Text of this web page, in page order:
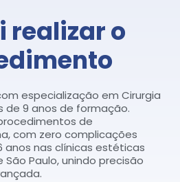
realizar o
especialização em Cirurgia
de 9 anos de formação.
de
com zero complicações
anos nas clínicas estéticas
Paulo, unindo precisão